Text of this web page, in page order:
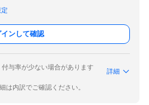
インして確認
与率が少ない場合があります
詳細
は内訳でご確認ください。